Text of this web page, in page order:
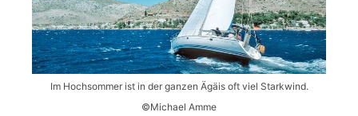
Im Hochsommer ist in der ganzen Ägäis oft viel Starkwind.
©Michael Amme